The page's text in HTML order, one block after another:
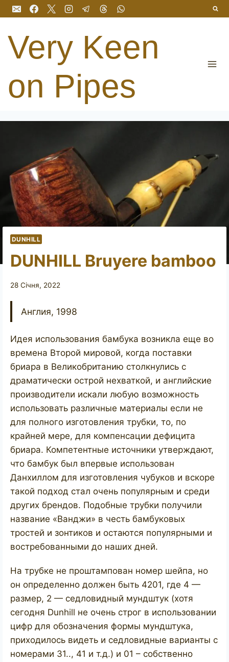
Перейти
до
вмісту
Very Keen
on Pipes
DUNHILL
DUNHILL Bruyere bamboo
28 Січня, 2022
Англия, 1998
Идея использования бамбука возникла еще во
времена Второй мировой, когда поставки
бриара в Великобританию столкнулись с
драматически острой нехваткой, и английские
производители искали любую возможность
использовать различные материалы если не
для полного изготовления трубки, то, по
крайней мере, для компенсации дефицита
бриара. Компетентные источники утверждают,
что бамбук был впервые использован
Данхиллом для изготовления чубуков и вскоре
такой подход стал очень популярным и среди
других брендов. Подобные трубки получили
название «Ванджи» в честь бамбуковых
тростей и зонтиков и остаются популярными и
востребованными до наших дней.
На трубке не проштампован номер шейпа, но
он определенно должен быть 4201, где 4 —
размер, 2 — седловидный мундштук (хотя
сегодня Dunhill не очень строг в использовании
цифр для обозначения формы мундштука,
приходилось видеть и седловидные варианты с
номерами 31.., 41 и т.д.) и 01 – собственно